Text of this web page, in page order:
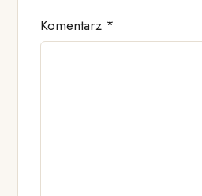
Komentarz *